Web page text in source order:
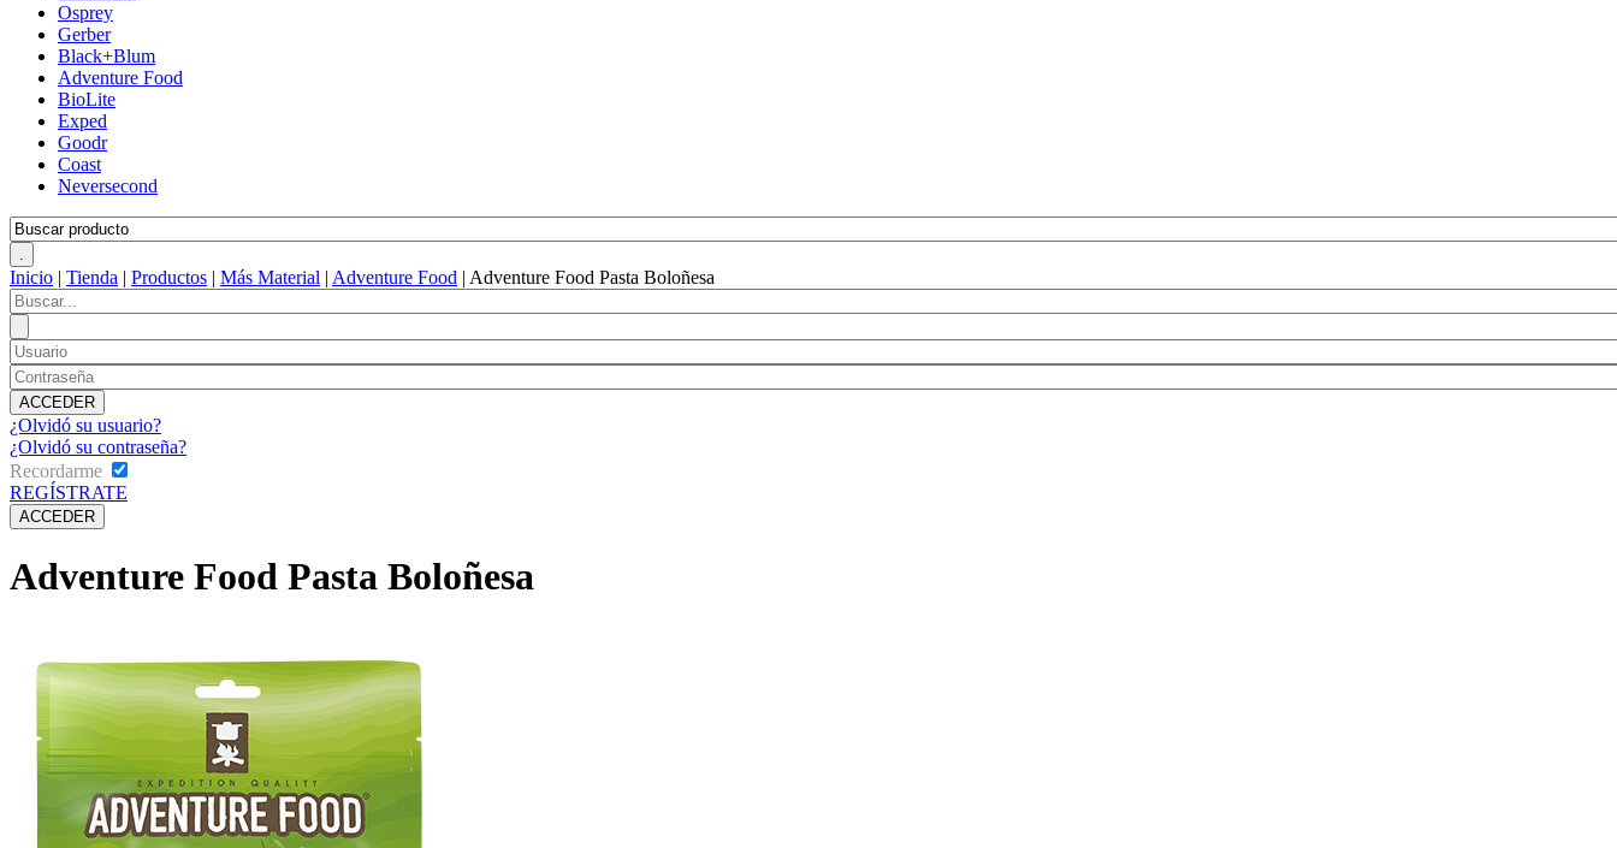
Osprey
Gerber
Black+Blum
Adventure Food
BioLite
Exped
Goodr
Coast
Neversecond
Inicio | Tienda | Productos | Más Material | Adventure Food | Adventure Food Pasta Boloñesa
¿Olvidó su usuario?
¿Olvidó su contraseña?
Recordarme
REGÍSTRATE
Adventure Food Pasta Boloñesa